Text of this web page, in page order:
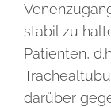
stabil zu
Patienten,
darüber